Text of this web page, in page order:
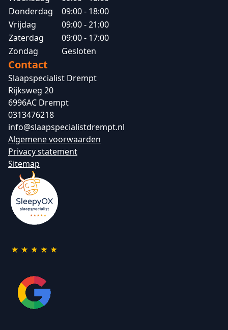
Donderdag
09:00 - 18:00
Vrijdag
09:00 - 21:00
Zaterdag
09:00 - 17:00
Zondag
Gesloten
Contact
Slaapspecialist Drempt
Rijksweg 20
6996AC Drempt
0313476218
info@slaapspecialistdrempt.nl
Algemene voorwaarden
Privacy statement
Sitemap